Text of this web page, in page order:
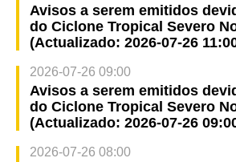
Avisos a serem emitidos
do Ciclone Tropical Severo
(Actualizado: 2026-07-26
2026-07-26 09:00
Avisos a serem emitidos
do Ciclone Tropical Severo
(Actualizado: 2026-07-26
2026-07-26 08:00